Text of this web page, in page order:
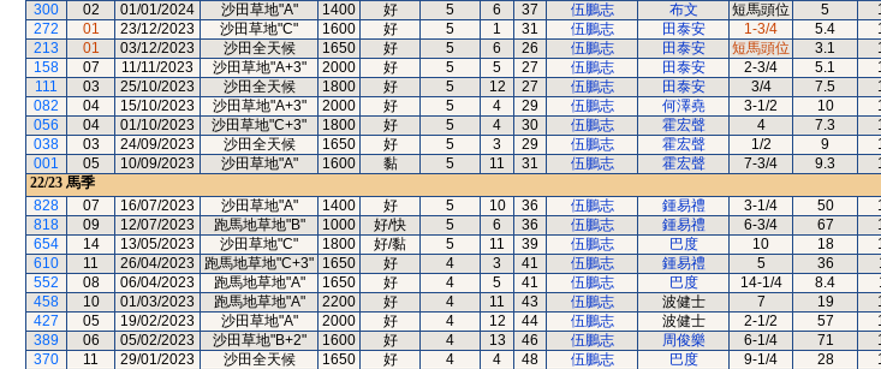
300
02 01/01/2024 沙田草地"A" 1400 好 5 6 37 伍鵬志 布文 短馬頭位 5
272
01 23/12/2023 沙田草地"C" 1600 好 5 1 31 伍鵬志 田泰安 1-3/4 5.4
213
01 03/12/2023 沙田全天候 1650 好 5 6 26 伍鵬志 田泰安 短馬頭位 3.1
158
07 11/11/2023 沙田草地"A+3" 2000 好 5 5 27 伍鵬志 田泰安 2-3/4 5.1
111
03 25/10/2023 沙田全天候 1800 好 5 12 27 伍鵬志 田泰安 3/4 7.5
082
04 15/10/2023 沙田草地"A+3" 2000 好 5 4 29 伍鵬志 何澤堯 3-1/2 10
056
04 01/10/2023 沙田草地"C+3" 1800 好 5 4 30 伍鵬志 霍宏聲 4 7.3
038
03 24/09/2023 沙田全天候 1650 好 5 3 29 伍鵬志 霍宏聲 1/2 9
001
05 10/09/2023 沙田草地"A" 1600 黏 5 11 31 伍鵬志 霍宏聲 7-3/4 9.3
22/23 馬季
828
07 16/07/2023 沙田草地"A" 1400 好 5 10 36 伍鵬志 鍾易禮 3-1/4 50
818
09 12/07/2023 跑馬地草地"B" 1000 好/快 5 6 36 伍鵬志 鍾易禮 6-3/4 67
654
14 13/05/2023 沙田草地"C" 1800 好/黏 5 11 39 伍鵬志 巴度 10 18
610
11 26/04/2023 跑馬地草地"C+3" 1650 好 4 3 41 伍鵬志 鍾易禮 5 36
552
08 06/04/2023 跑馬地草地"A" 1650 好 4 5 41 伍鵬志 巴度 14-1/4 8.4
458
10 01/03/2023 跑馬地草地"A" 2200 好 4 11 43 伍鵬志 波健士 7 19
427
05 19/02/2023 沙田草地"A" 2000 好 4 12 44 伍鵬志 波健士 2-1/2 57
389
06 05/02/2023 沙田草地"B+2" 1600 好 4 13 46 伍鵬志 周俊樂 6-1/4 71
370
11 29/01/2023 沙田全天候 1650 好 4 4 48 伍鵬志 巴度 9-1/4 28